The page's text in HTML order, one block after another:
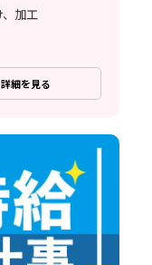
加工
詳細を見る